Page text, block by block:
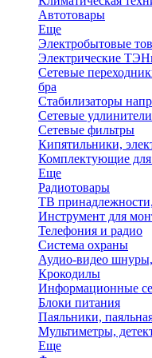
Автотовары
Еще
Электробытовые
Электрические
Сетевые
бра
Стабилизаторы
Сетевые удлинители
Сетевые фильтры
Кипятильники,
Комплектующие для
Еще
Радиотовары
ТВ
Инструмент для
Телефония и радио
Система охраны
Аудио-видео
Крокодилы
Информационные
Блоки питания
Паяльники,
Мультиметры,
Еще